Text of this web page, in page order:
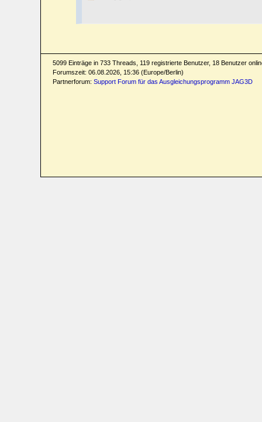
5099 Einträge in 733 Threads, 119 registrierte Benutzer, 18 Benutzer
Forumszeit: 06.08.2026, 15:36 (Europe/Berlin)
Partnerforum: Support Forum für das Ausgleichungsprogramm JAG3D